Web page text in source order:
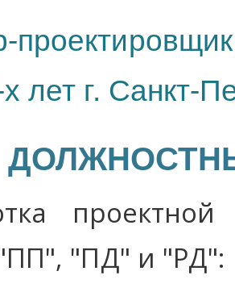
лет г. Санкт-
"ПД" и "РД":